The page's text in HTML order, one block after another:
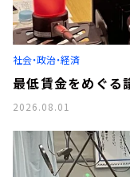
社会・政治・経済
最低賃金をめぐる
2026.08.01